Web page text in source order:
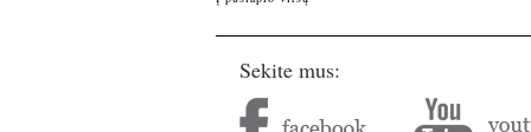
Sekite mus: